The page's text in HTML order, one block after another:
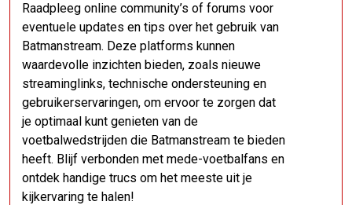
Raadpleeg online community’s of forums voor
eventuele updates en tips over het gebruik van
Batmanstream. Deze platforms kunnen
waardevolle inzichten bieden, zoals nieuwe
streaminglinks, technische ondersteuning en
gebruikerservaringen, om ervoor te zorgen dat
je optimaal kunt genieten van de
voetbalwedstrijden die Batmanstream te bieden
heeft. Blijf verbonden met mede-voetbalfans en
ontdek handige trucs om het meeste uit je
kijkervaring te halen!